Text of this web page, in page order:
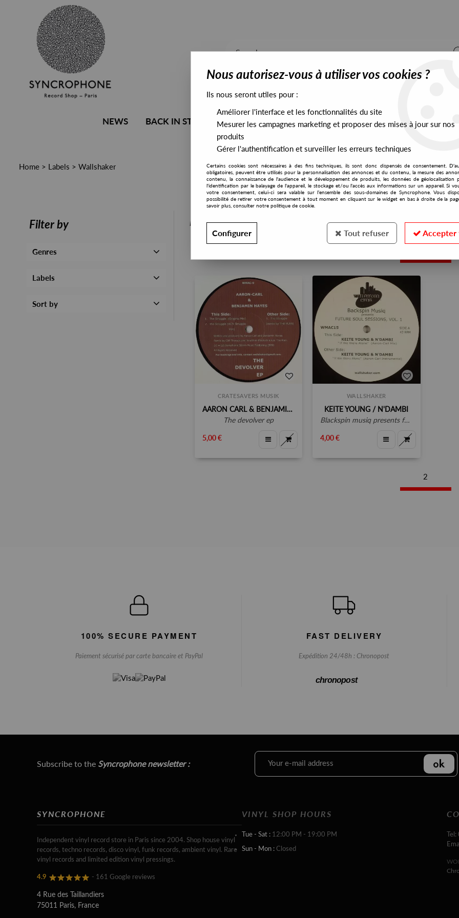
NEWS BACK IN STOCK ALL STOCK EXCLUSIVES PRESALES EXCLUSIVES
Home > Labels > Wallshaker
Filter by
Genres
Labels
Sort by
PRESALES EXCLUSIVES
CRATESAVERS MUSIK
AARON CARL & BENJAMIN HAYES
the devolver ep
5,00 €
WALLSHAKER
KEITE YOUNG / N'DAMBI
blackspin musiq presents future soul sessions vol 1 ( second hands)
4,00 €
2
100% SECURE PAYMENT
Paiement sécurisé par carte bancaire et PayPal
FAST DELIVERY
Expédition 24/48h : Chronopost
chronopost
Subscribe to the Syncrophone newsletter :
SYNCROPHONE
Independent vinyl record store in Paris since 2004. Shop house vinyl
records, techno records, disco vinyl, funk records, ambient vinyl. Rare
vinyl records and limited edition vinyl pressings.
4.9 - 161 Google reviews
4 Rue des Taillandiers
75011 Paris, France
VINYL SHOP HOURS
Tue - Sat : 12:00 PM - 19:00 PM
Sun - Mon : Closed
Nous autorisez-vous à utiliser vos cookies ?
Ils nous seront utiles pour :
Améliorer l'interface et les fonctionnalités du site
Mesurer les campagnes marketing et proposer des mises à jour sur nos
produits
Gérer l'authentification et surveiller les erreurs techniques
Certains cookies sont nécessaires à des fins techniques, ils sont donc dispensés de consentement.
obligatoires, peuvent être utilisés pour la personnalisation des annonces et du contenu, la mesure des
contenu, la connaissance de l'audience et le développement de produits, les données de géolocalisation
l'identification par le balayage de l'appareil, le stockage et/ou l'accès aux informations sur un appareil. Si
votre consentement, celui-ci sera valable sur l’ensemble des sous-domaines de Syncrophone. Vous
possibilité de retirer votre consentement à tout moment en cliquant sur le widget en bas à droite de la
savoir plus, consulter notre politique de cookie.
Configurer Tout refuser Accepter